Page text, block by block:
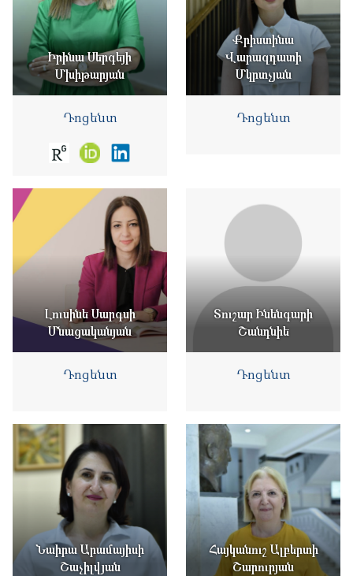
Իրինա Սերգեյի
Մխիթարյան
Դոցենտ
Քրիստինա
Վարազդատի
Մկրտչյան
Դոցենտ
Լուսինե Սարգսի
Մնացականյան
Դոցենտ
Տուշար Ինենգարի
Շանդնիե
Դոցենտ
Նաիրա Արամայիսի
Շաչիլվյան
Հայկանուշ Ալբերտի
Շարուրյան